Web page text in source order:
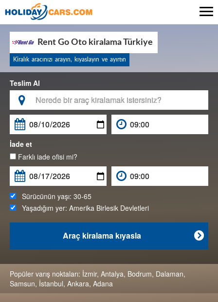
Rent Go Oto kiralama Türkiye
Kiralık aracınızı arayın, kıyaslayın ve ayırtın
Teslim Al


İade et
Farklı iade ofisi mi?
Sürücünün yaşı: 30-65
Yaşadığım yer: Amerika Birlesik Devletleri

Araç kiralama kıyasla
Popüler varış noktaları: İzmir, Antalya, Bodrum, Dalaman,
Samsun, İstanbul, Ankara, Adana